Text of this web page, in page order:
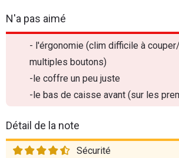
N'a pas aimé
- l'érgonomie (clim difficile à
multiples boutons)
-le coffre un peu juste
-le bas de caisse avant (sur les
Détail de la note
Sécurité